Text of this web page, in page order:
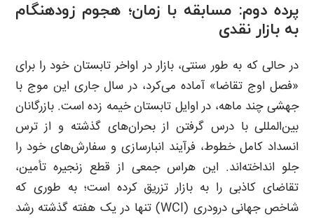
پرده دوم: مسابقه با زمان؛ هجوم زودهنگام
به بازار نقدی
در حالی که به طور سنتی، بازار در اواخر تابستان خود را برای
«فصل اوج تقاضا» آماده می‌کرد، در سال جاری این موج با
جهشی چند ماهه، در اوایل تابستان خیمه زده است. بازرگانان
بین‌المللی با درس گرفتن از بحران‌های گذشته و از ترس
انسداد کامل خطوط، فرآیند انبارسازی و سفارش‌های خود را
جلو انداخته‌اند. این هراس جمعی از قطع زنجیره تأمین،
تقاضای کاذبی را به بازار تزریق کرده است؛ به طوری که
شاخص جهانی درودری (WCI) تنها در یک هفته گذشته رشد